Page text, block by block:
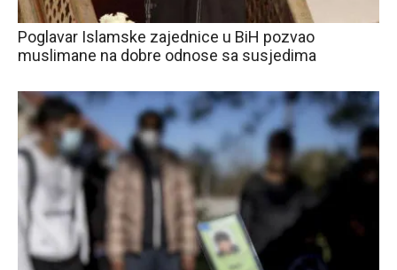
Poglavar Islamske zajednice u BiH pozvao
muslimane na dobre odnose sa susjedima